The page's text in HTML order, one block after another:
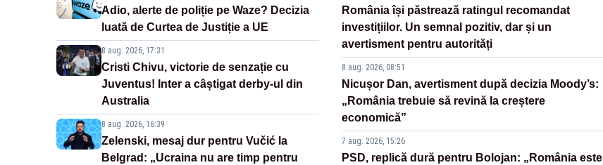
Adio, alerte de poliție pe Waze? Decizia
luată de Curtea de Justiție a UE
8 aug. 2026, 17:31
Cristi Chivu, victorie de senzație cu
Juventus! Inter a câștigat derby-ul din
Australia
8 aug. 2026, 16:39
Zelenski, mesaj dur pentru Vučić la
Belgrad: „Ucraina nu are timp pentru
România își păstrează ratingul recomandat
investițiilor. Un semnal pozitiv, dar și un
avertisment pentru autorități
8 aug. 2026, 08:51
Nicușor Dan, avertisment după decizia Moody’s:
„România trebuie să revină la creștere
economică”
7 aug. 2026, 15:26
PSD, replică dură pentru Bolojan: „România este